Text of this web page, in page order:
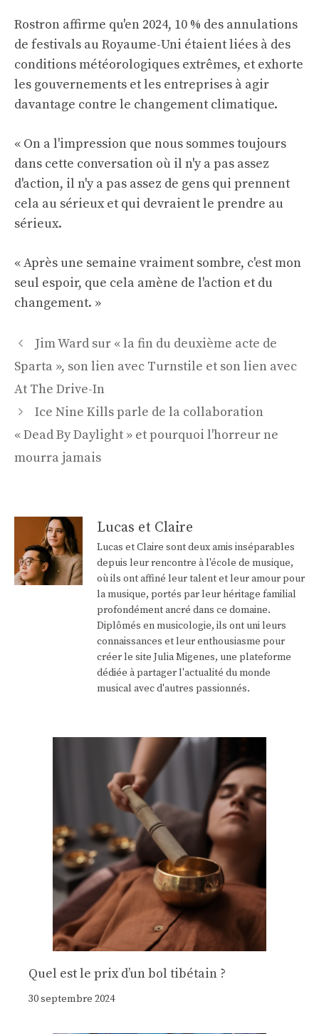
Rostron affirme qu'en 2024, 10 % des annulations
de festivals au Royaume-Uni étaient liées à des
conditions météorologiques extrêmes, et exhorte
les gouvernements et les entreprises à agir
davantage contre le changement climatique.
« On a l'impression que nous sommes toujours
dans cette conversation où il n'y a pas assez
d'action, il n'y a pas assez de gens qui prennent
cela au sérieux et qui devraient le prendre au
sérieux.
« Après une semaine vraiment sombre, c'est mon
seul espoir, que cela amène de l'action et du
changement. »
Navigation
des
articles
Jim Ward sur « la fin du deuxième acte de
Sparta », son lien avec Turnstile et son lien avec
At The Drive-In
Ice Nine Kills parle de la collaboration
« Dead By Daylight » et pourquoi l'horreur ne
mourra jamais
Lucas et Claire
Lucas et Claire sont deux amis inséparables
depuis leur rencontre à l'école de musique,
où ils ont affiné leur talent et leur amour pour
la musique, portés par leur héritage familial
profondément ancré dans ce domaine.
Diplômés en musicologie, ils ont uni leurs
connaissances et leur enthousiasme pour
créer le site Julia Migenes, une plateforme
dédiée à partager l'actualité du monde
musical avec d'autres passionnés.
Quel est le prix d’un bol tibétain ?
30 septembre 2024